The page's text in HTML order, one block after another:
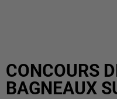
CONCOURS
BAGNEAUX